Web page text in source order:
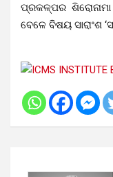
ପ୍ରକଳ୍ପର ଶିରୋନାମା
ବେଳେ ବିଷୟ ସାରାଂଶ